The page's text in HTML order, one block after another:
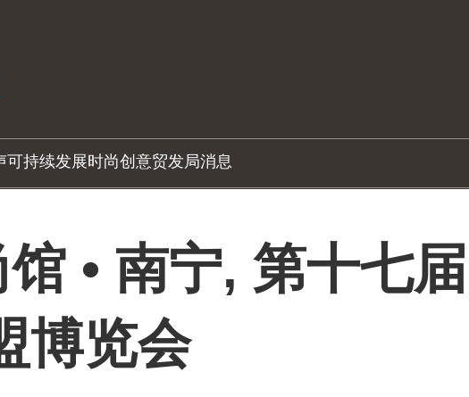
可持续发展时尚创意贸发局消息
• 南宁, 第十七届
博览会